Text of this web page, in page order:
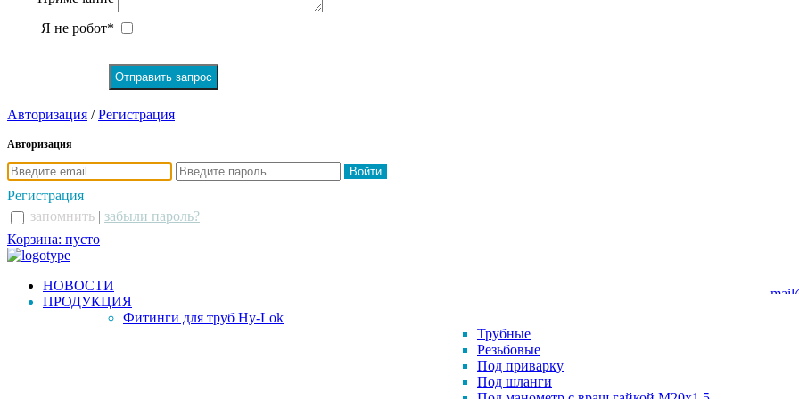
Я не робот*
Авторизация /Регистрация
Авторизация
Регистрация
запомнить | забыли пароль?
Корзина: пусто
НОВОСТИ
ПРОДУКЦИЯ
Фитинги для труб Hy-Lok
Трубные
Резьбовые
Под приварку
Под шланги